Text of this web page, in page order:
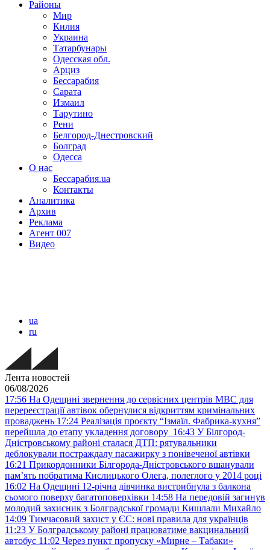
Районы
Мир
Килия
Украина
Татарбунары
Одесская обл.
Арциз
Бессарабия
Сарата
Измаил
Тарутино
Рени
Белгород-Днестровский
Болград
Одесса
О нас
Бессарабия.ua
Контакты
Аналитика
Архив
Реклама
Агент 007
Видео
ua
ru
Лента новостей
06/08/2026
17:56 На Одещині звернення до сервісних центрів МВС для
перереєстрації автівок обернулися відкриттям кримінальних
проваджень 17:24 Реалізація проєкту “Ізмаїл. Фабрика-кухня”
перейшла до етапу укладення договору 16:43 У Білгород-
Дністровському районі сталася ДТП: рятувальники
деблокували постраждалу пасажирку з понівеченої автівки
16:21 Прикордонники Білгорода-Дністровського вшанували
пам’ять побратима Кислицького Олега, полеглого у 2014 році
16:02 На Одещині 12-річна дівчинка вистрибнула з балкона
сьомого поверху багатоповерхівки 14:58 На передовій загинув
молодий захисник з Болградської громади Кишлали Михайло
14:09 Тимчасовий захист у ЄС: нові правила для українців
11:23 У Болградському районі працюватиме вакцинальний
автобус 11:02 Через пункт пропуску «Мирне – Табаки»